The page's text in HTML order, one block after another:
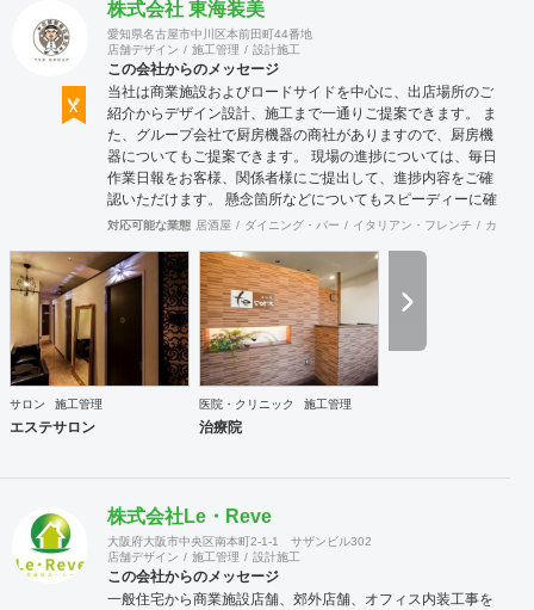
株式会社 東海装美
愛知県名古屋市中川区本前田町44番地
店舗デザイン
施工管理 設計施工
この会社からのメッセージ
当社は商業施設およびロードサイドを中心に、出店場所のご
紹介からデザイン設計、施工まで一通りご提案できます。 ま
た、グループ会社で厨房機器の商社がありますので、厨房機
器についてもご提案できます。 現場の進捗については、毎日
作業日報をお客様、関係者様にご提出して、進捗内容をご確
認いただけます。 懸念箇所などについてもスピーディーに確
認、修正できます。 店舗内装のみならず、当社の店舗繁盛応
者、機器業者、プレスリリースなど何でもご相談ください。
対応可能な業態 居酒屋 ダイニング・バー イタリアン・フレンチ カフェ
サロン 施工管理
エステサロン
医院・クリニック 施工管理
治療院
株式会社Le・Reve
大阪府大阪市中央区南本町2-1-1 サザンビル302
店舗デザイン
施工管理 設計施工
この会社からのメッセージ
一般住宅から商業施設店舗、郊外店舗、オフィス内装工事を